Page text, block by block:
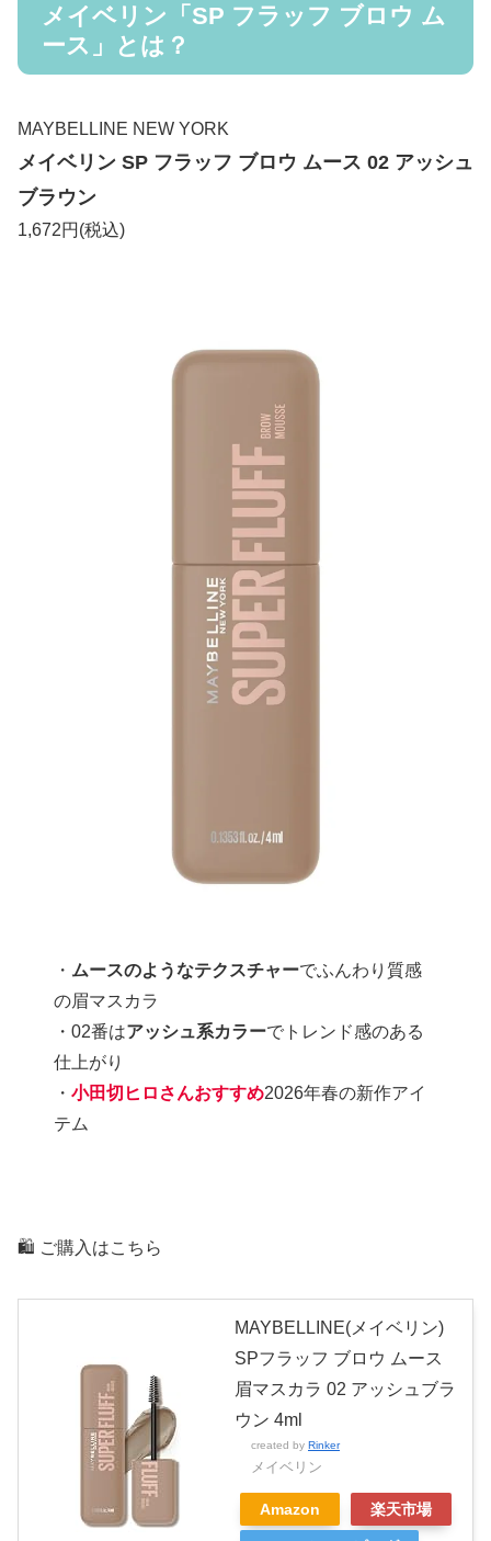
メイベリン「SP フラッフ ブロウ ム
ース」とは？
MAYBELLINE NEW YORK
メイベリン SP フラッフ ブロウ ムース 02 アッシュ
ブラウン
1,672円(税込)
・ ムースのようなテクスチャーでふんわり質感
の眉マスカラ
・02番はアッシュ系カラーでトレンド感のある
仕上がり
・小田切ヒロさんおすすめ2026年春の新作アイ
テム
🛍️ ご購入はこちら
MAYBELLINE(メイベリン)
SPフラッフ ブロウ ムース
眉マスカラ 02 アッシュブラ
ウン 4ml
created by Rinker
メイベリン
Amazon 楽天市場